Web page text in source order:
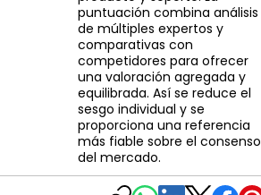
puntuación combina análisis
de múltiples expertos y
comparativas con
competidores para ofrecer
una valoración agregada y
equilibrada. Así se reduce el
sesgo individual y se
proporciona una referencia
más fiable sobre el consenso
del mercado.